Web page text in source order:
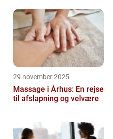
29 november 2025
Massage i Århus: En rejse
til afslapning og velvære